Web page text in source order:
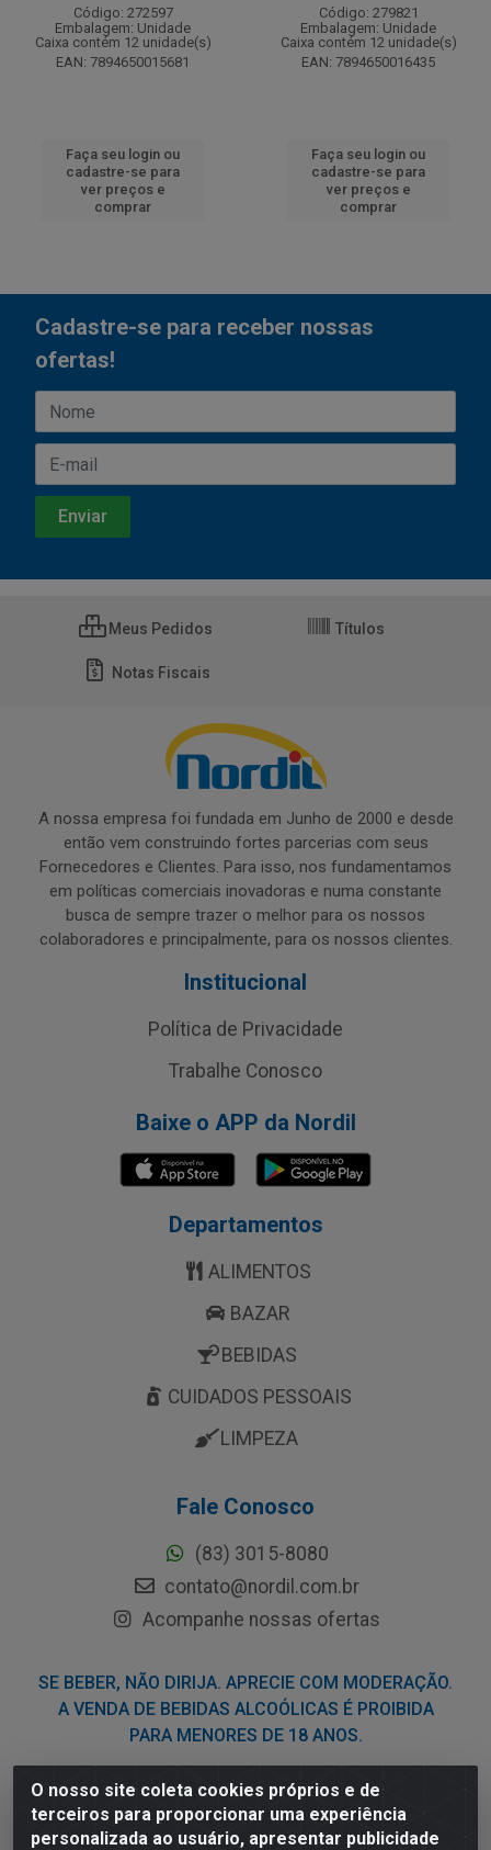
Código: 272597
Embalagem: Unidade
Caixa contém 12 unidade(s)
EAN: 7894650015681
Faça seu login ou
cadastre-se para
ver preços e
comprar
Código: 279821
Embalagem: Unidade
Caixa contém 12 unidade(s)
EAN: 7894650016435
Faça seu login ou
cadastre-se para
ver preços e
comprar
O nosso site coleta cookies próprios e de
terceiros para proporcionar uma experiência
personalizada ao usuário, apresentar publicidade
Cadastre-se para receber nossas
ofertas!
Meus Pedidos Títulos
Notas Fiscais
A nossa empresa foi fundada em Junho de 2000 e desde
então vem construindo fortes parcerias com seus
Fornecedores e Clientes. Para isso, nos fundamentamos
em políticas comerciais inovadoras e numa constante
busca de sempre trazer o melhor para os nossos
colaboradores e principalmente, para os nossos clientes.
Institucional
Política de Privacidade
Trabalhe Conosco
Baixe o APP da Nordil
Departamentos
ALIMENTOS
BAZAR
BEBIDAS
CUIDADOS PESSOAIS
LIMPEZA
Fale Conosco
(83) 3015-8080
contato@nordil.com.br
Acompanhe nossas ofertas
SE BEBER, NÃO DIRIJA. APRECIE COM MODERAÇÃO.
A VENDA DE BEBIDAS ALCOÓLICAS É PROIBIDA
PARA MENORES DE 18 ANOS.
Nordil Distribuidora - Avenida Liberdade, 2738, Bloco F -
Sesi - Bayeux/PB - CEP 58.111-400 - CNPJ